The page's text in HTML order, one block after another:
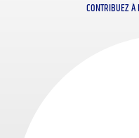
CONTRIBUEZ À